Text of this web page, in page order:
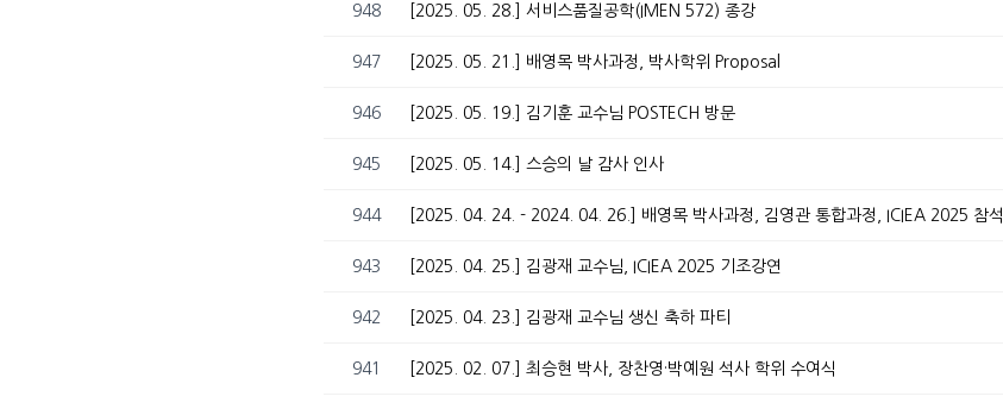
948 [2025. 05. 28.] 서비스품질공학(IMEN 572) 종강
947 [2025. 05. 21.] 배영목 박사과정, 박사학위 Proposal
946 [2025. 05. 19.] 김기훈 교수님 POSTECH 방문
945 [2025. 05. 14.] 스승의 날 감사 인사
944 [2025. 04. 24. - 2024. 04. 26.] 배영목 박사과정, 김영관 통합과정, ICIEA 2025 참석
943 [2025. 04. 25.] 김광재 교수님, ICIEA 2025 기조강연
942 [2025. 04. 23.] 김광재 교수님 생신 축하 파티
941 [2025. 02. 07.] 최승현 박사, 장찬영·박예원 석사 학위 수여식